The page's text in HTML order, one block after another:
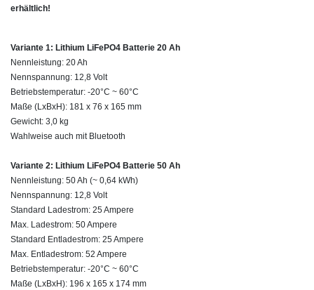
erhältlich!
Variante 1: Lithium LiFePO4 Batterie 20 Ah
Nennleistung: 20 Ah
Nennspannung: 12,8 Volt
Betriebstemperatur: -20°C ~ 60°C
Maße (LxBxH): 181 x 76 x 165 mm
Gewicht: 3,0 kg
Wahlweise auch mit Bluetooth
Variante 2: Lithium LiFePO4 Batterie 50 Ah
Nennleistung: 50 Ah (~ 0,64 kWh)
Nennspannung: 12,8 Volt
Standard Ladestrom: 25 Ampere
Max. Ladestrom: 50 Ampere
Standard Entladestrom: 25 Ampere
Max. Entladestrom: 52 Ampere
Betriebstemperatur: -20°C ~ 60°C
Maße (LxBxH): 196 x 165 x 174 mm